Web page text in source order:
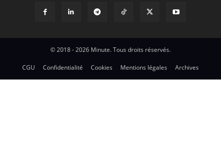
© 2018 - 2026 Minute. Tous droits réservés.
CGU Confidentialité Cookies Mentions légales Archives